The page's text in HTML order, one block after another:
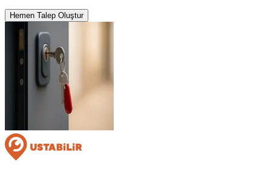
Hemen Talep Oluştur